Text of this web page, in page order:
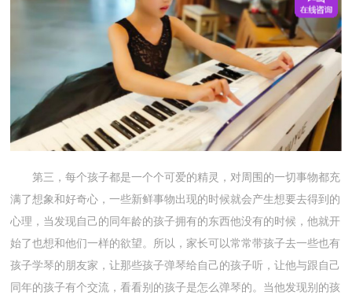
第三，每个孩子都是一个个可爱的精灵，对周围的一切事物都充
满了想象和好奇心，一些新鲜事物出现的时候就会产生想要去得到的
心理，当发现自己的同年龄的孩子拥有的东西他没有的时候，他就开
始了也想和他们一样的欲望。所以，家长可以常常带孩子去一些也有
孩子学琴的朋友家，让那些孩子弹琴给自己的孩子听，让他与跟自己
同年的孩子有个交流，看看别的孩子是怎么弹琴的。当他发现别的孩